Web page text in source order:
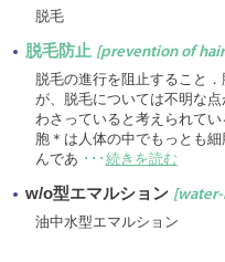
脱毛
脱毛防止 [prevention of
脱毛の進行を阻止すること
が、脱毛については不明な
わさっていると考えられて
胞＊は人体の中でもっとも
んであ ･･･ 続きを読む
w/o型エマルション
油中水型エマルション